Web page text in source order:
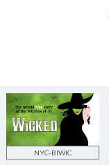
NYC-BIWIC